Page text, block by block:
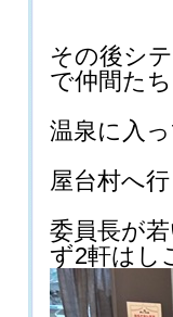
その後シ
で仲間た
温泉に入
屋台村へ
委員長が
ず2軒はし